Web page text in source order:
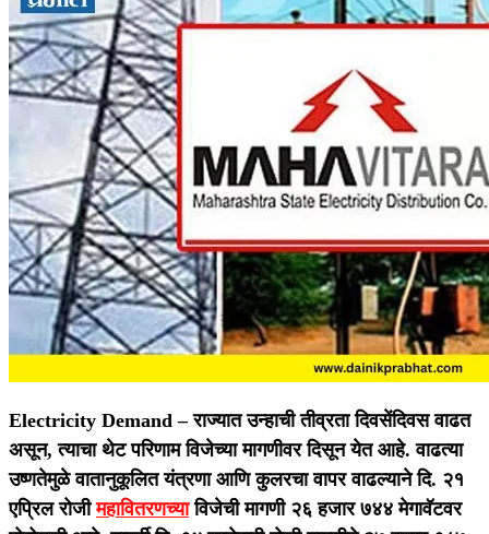
Electricity Demand –राज्यात उन्हाची तीव्रता दिवसेंदिवस वाढत
असून, त्याचा थेट परिणाम विजेच्या मागणीवर दिसून येत आहे. वाढत्या
उष्णतेमुळे वातानुकूलित यंत्रणा आणि कुलरचा वापर वाढल्याने दि. २१
एप्रिल रोजीमहावितरणच्याविजेची मागणी २६ हजार ७४४ मेगावॅटवर